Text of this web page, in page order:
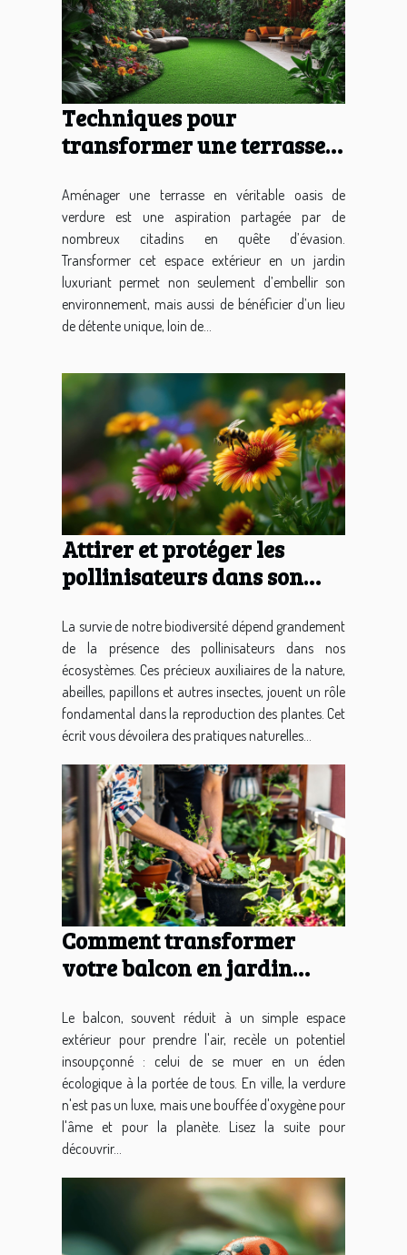
Techniques pour
transformer une terrasse
Aménager une terrasse en véritable oasis de
verdure est une aspiration partagée par de
nombreux citadins en quête d’évasion.
Transformer cet espace extérieur en un jardin
luxuriant permet non seulement d’embellir son
environnement, mais aussi de bénéficier d’un lieu
de détente unique, loin de...
Attirer et protéger les
pollinisateurs dans son
pour un écosystème
florissant
La survie de notre biodiversité dépend grandement
de la présence des pollinisateurs dans nos
écosystèmes. Ces précieux auxiliaires de la nature,
abeilles, papillons et autres insectes, jouent un rôle
fondamental dans la reproduction des plantes. Cet
écrit vous dévoilera des pratiques naturelles...
Comment transformer
votre balcon en jardin
Le balcon, souvent réduit à un simple espace
extérieur pour prendre l'air, recèle un potentiel
insoupçonné : celui de se muer en un éden
écologique à la portée de tous. En ville, la verdure
n'est pas un luxe, mais une bouffée d'oxygène pour
l'âme et pour la planète. Lisez la suite pour
découvrir...